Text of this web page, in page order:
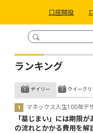
口座開設
ランキング
デイリー
マネックス人生100年デ
「墓じまい」には期限
の流れとかかる費用を解
ウイークリ